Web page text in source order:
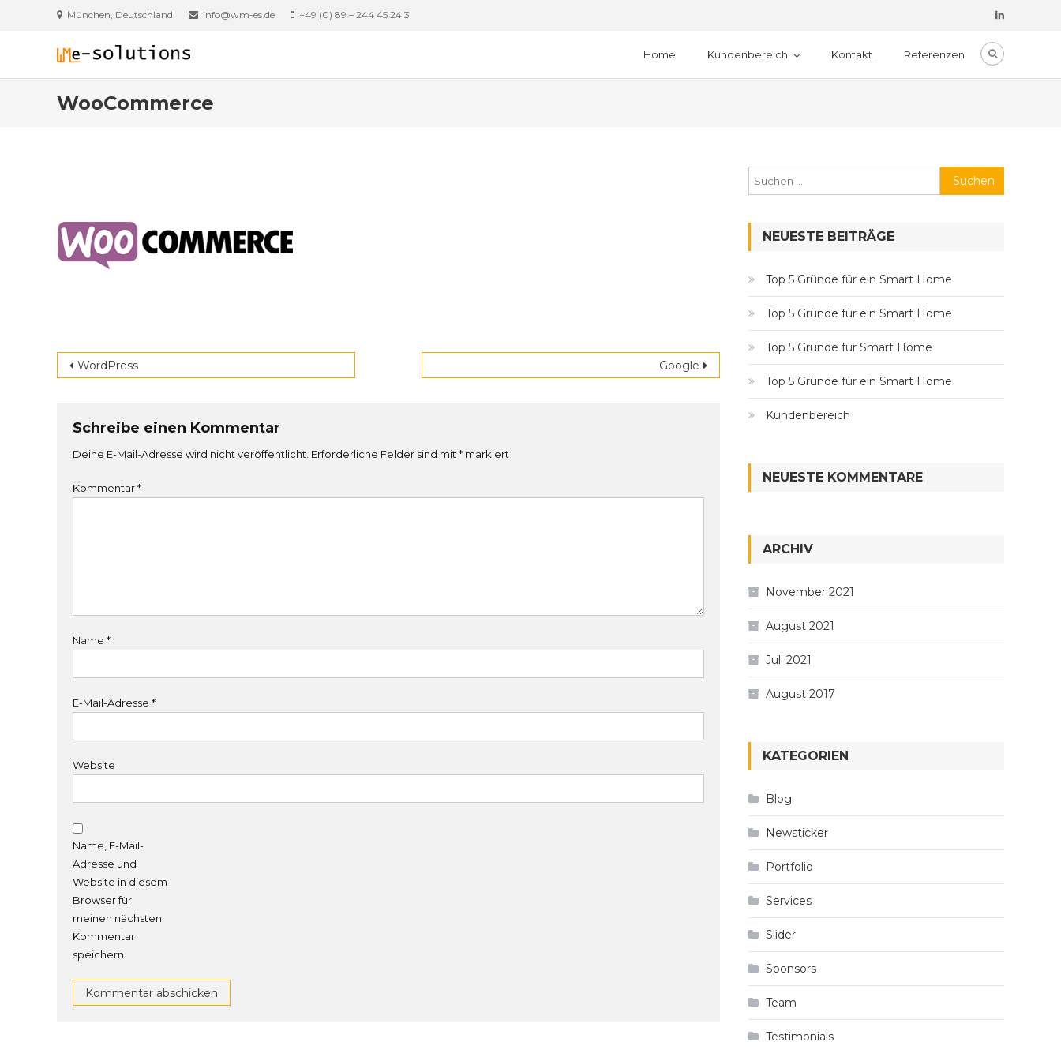
München, Deutschland info@wm-es.de +49 (0) 89 – 244 45 24 3
Home Kundenbereich Kontakt Referenzen
WooCommerce
Beitragsnavigation
WordPress Google
Schreibe einen Kommentar
Deine E-Mail-Adresse wird nicht veröffentlicht. Erforderliche Felder sind mit * markiert
Kommentar*
Name *
E-Mail-Adresse *
Website
Name, E-Mail-
Adresse und
Website in diesem
Browser für
meinen nächsten
Kommentar
speichern.
Suchen
nach:
NEUESTE BEITRÄGE
Top 5 Gründe für ein Smart Home
Top 5 Gründe für ein Smart Home
Top 5 Gründe für Smart Home
Top 5 Gründe für ein Smart Home
Kundenbereich
NEUESTE KOMMENTARE
ARCHIV
November 2021
August 2021
Juli 2021
August 2017
KATEGORIEN
Blog
Newsticker
Portfolio
Services
Slider
Sponsors
Team
Testimonials